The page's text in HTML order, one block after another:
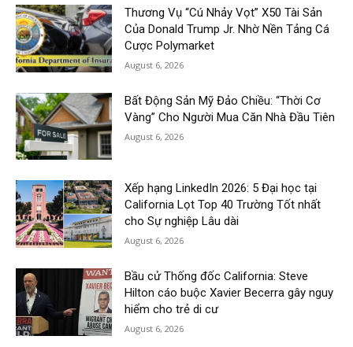
Thương Vụ “Cú Nhảy Vọt” X50 Tài Sản
Của Donald Trump Jr. Nhờ Nền Tảng Cá
Cược Polymarket
August 6, 2026
Bất Động Sản Mỹ Đảo Chiều: “Thời Cơ
Vàng” Cho Người Mua Căn Nhà Đầu Tiên
August 6, 2026
Xếp hạng LinkedIn 2026: 5 Đại học tại
California Lọt Top 40 Trường Tốt nhất
cho Sự nghiệp Lâu dài
August 6, 2026
Bầu cử Thống đốc California: Steve
Hilton cáo buộc Xavier Becerra gây nguy
hiểm cho trẻ di cư
August 6, 2026